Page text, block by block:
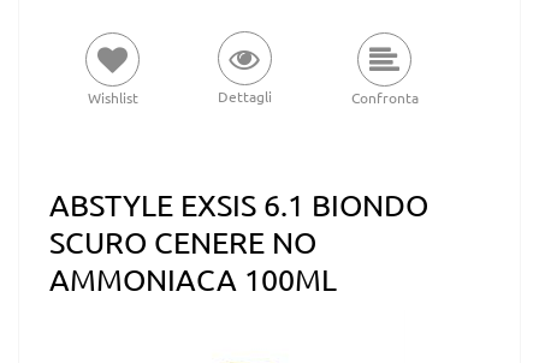
Wishlist Dettagli Confronta
ABSTYLE EXSIS 6.1 BIONDO
SCURO CENERE NO
AMMONIACA 100ML